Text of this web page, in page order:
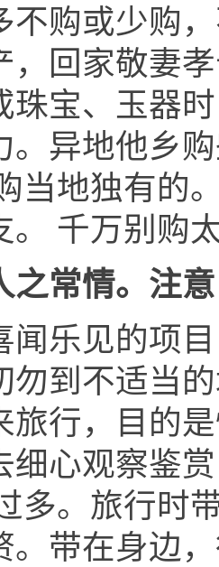
不购或少购
，回家敬妻
珠宝、玉器
。异地他乡
当地独有的
。 千万别购
之常情。注
闻乐见的项
勿到不适当
旅行，目的
细心观察鉴
多。旅行时
。带在身边